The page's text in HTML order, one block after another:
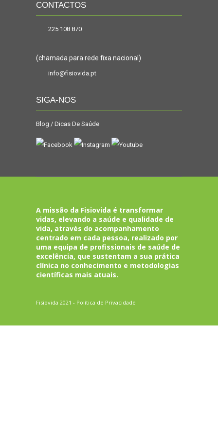
CONTACTOS
225 108 870
(chamada para rede fixa nacional)
info@fisiovida.pt
SIGA-NOS
Blog / Dicas De Saúde
A missão da Fisiovida é transformar
vidas, elevando a saúde e qualidade de
vida, através do acompanhamento
centrado em cada pessoa, realizado por
uma equipa de profissionais de saúde de
excelência, que sustentam a sua prática
clínica no conhecimento e metodologias
científicas mais atuais.
Fisiovida 2021 - Política de Privacidade